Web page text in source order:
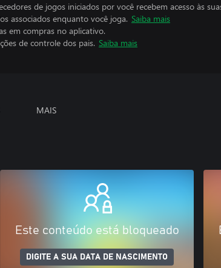
de jogos iniciados por você recebem acesso às
associados enquanto você joga. Saiba mais
em compras no aplicativo.
de controle dos pais. Saiba mais
MAIS
Este conteúdo está bloqueado
DIGITE A SUA DATA DE NASCIMENTO